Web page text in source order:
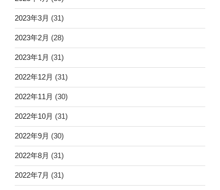
2023年3月 (31)
2023年2月 (28)
2023年1月 (31)
2022年12月 (31)
2022年11月 (30)
2022年10月 (31)
2022年9月 (30)
2022年8月 (31)
2022年7月 (31)